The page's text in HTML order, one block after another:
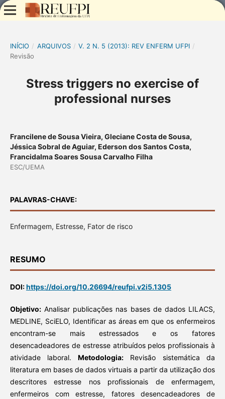
INÍCIO / ARQUIVOS / V. 2 N. 5 (2013): REV ENFERM UFPI /
Revisão
Stress triggers no exercise of
professional nurses
Francilene de Sousa Vieira, Gleciane Costa de Sousa,
Jéssica Sobral de Aguiar, Ederson dos Santos Costa,
Francidalma Soares Sousa Carvalho Filha
ESC/UEMA
PALAVRAS-CHAVE:
Enfermagem, Estresse, Fator de risco
RESUMO
DOI:https://doi.org/10.26694/reufpi.v2i5.1305
Objetivo:Analisar publicações nas bases de dados LILACS,
MEDLINE, SciELO, Identificar as áreas em que os enfermeiros
encontram-se mais estressados e os fatores
desencadeadores de estresse atribuídos pelos profissionais à
atividade laboral. Metodologia:Revisão sistemática da
literatura em bases de dados virtuais a partir da utilização dos
descritores estresse nos profissionais de enfermagem,
enfermeiros com estresse, fatores desencadeadores de